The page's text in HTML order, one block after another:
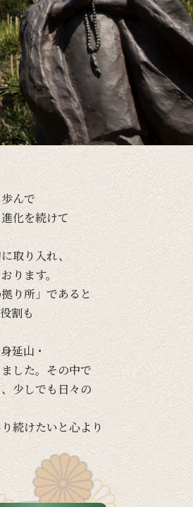
歩んで
進化を続けて
取り入れ、
おります。
拠り所」であると
役割も
身延山・
した。 その中で
少しでも 日々の
続けたいと心より